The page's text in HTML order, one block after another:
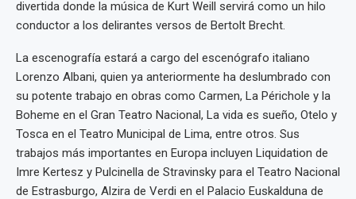
divertida donde la música de Kurt Weill servirá como un hilo
conductor a los delirantes versos de Bertolt Brecht.
La escenografía estará a cargo del escenógrafo italiano
Lorenzo Albani, quien ya anteriormente ha deslumbrado con
su potente trabajo en obras como Carmen, La Périchole y la
Boheme en el Gran Teatro Nacional, La vida es sueño, Otelo y
Tosca en el Teatro Municipal de Lima, entre otros. Sus
trabajos más importantes en Europa incluyen Liquidation de
Imre Kertesz y Pulcinella de Stravinsky para el Teatro Nacional
de Estrasburgo, Alzira de Verdi en el Palacio Euskalduna de